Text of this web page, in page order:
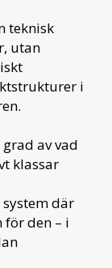
teknisk
utan
i
av vad
klassar
system där
den – i